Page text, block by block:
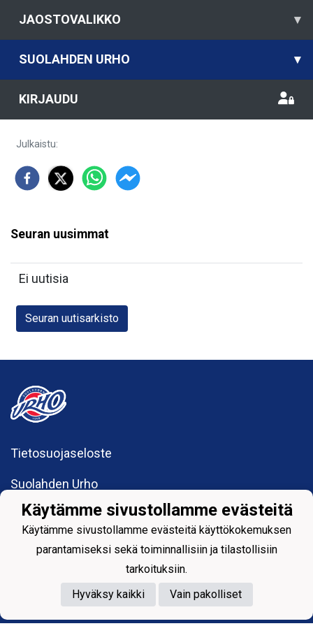
JAOSTOVALIKKO ▾
SUOLAHDEN URHO ▾
KIRJAUDU
Julkaistu:
Seuran uusimmat
Ei uutisia
Seuran uutisarkisto
Tietosuojaseloste
Suolahden Urho
Sumiaistentie 27
44200 Suolahti
Powered by
Käytämme sivustollamme evästeitä
Käytämme sivustollamme evästeitä käyttökokemuksen
parantamiseksi sekä toiminnallisiin ja tilastollisiin
tarkoituksiin.
Hyväksy kaikki
Vain pakolliset